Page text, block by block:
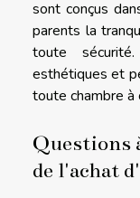
sont conçus
parents la
toute
esthétiques et
toute chambre à
Questions
de l'achat